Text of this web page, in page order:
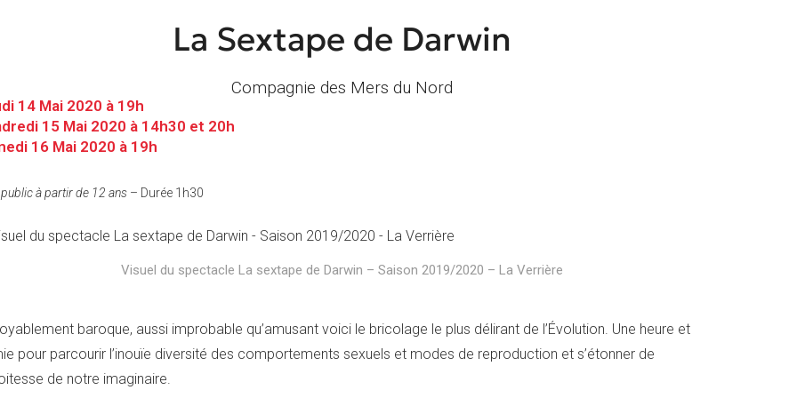
La Sextape de Darwin
Compagnie des Mers du Nord
14 Mai 2020 à 19h
15 Mai 2020 à 14h30 et 20h
16 Mai 2020 à 19h
à partir de 12 ans – Durée 1h30
Visuel du spectacle La sextape de Darwin – Saison 2019/2020 – La Verrière
baroque, aussi improbable qu’amusant voici le bricolage le plus délirant de l’Évolution. Une heure et
pour parcourir l’inouïe diversité des comportements sexuels et modes de reproduction et s’étonner de
de notre imaginaire.